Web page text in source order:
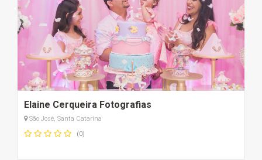
Elaine Cerqueira Fotografias
São José, Santa Catarina
(0)